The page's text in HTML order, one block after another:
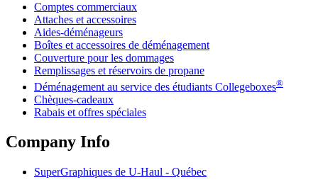
Comptes commerciaux
Attaches et accessoires
Aides-déménageurs
Boîtes et accessoires de déménagement
Couverture pour les dommages
Remplissages et réservoirs de propane
Déménagement au service des étudiants Collegeboxes®
Chèques-cadeaux
Rabais et offres spéciales
Company Info
SuperGraphiques de U-Haul - Québec